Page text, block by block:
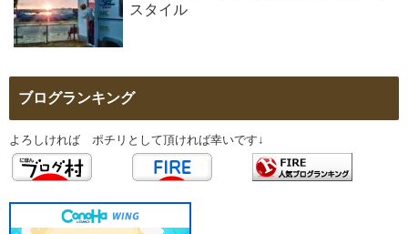
スタイル
ブログランキング
よろしければ ポチリとして頂ければ幸いです↓